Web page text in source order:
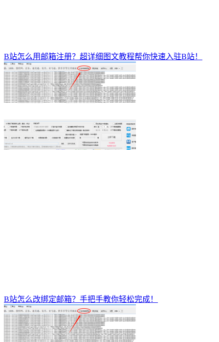
B站怎么用邮箱注册？超详细图文教程帮你快速入驻B站！
B站怎么改绑定邮箱？手把手教你轻松完成！